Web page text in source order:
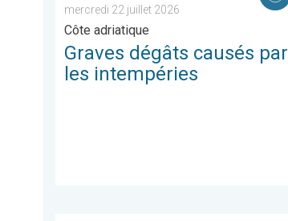
mercredi 22 juillet 2026
Côte adriatique
Graves dégâts causés par
les intempéries